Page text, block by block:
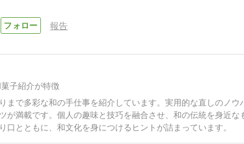
報告
子紹介が特徴
まで多彩な和の手仕事を紹介しています。実用的な直しのノウ
が満載です。個人の趣味と技巧を融合させ、和の伝統を身近な
口とともに、和文化を身につけるヒントが詰まっています。